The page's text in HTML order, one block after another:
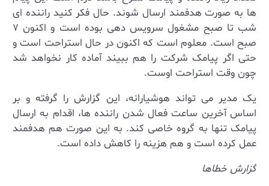
ها به صورت هدفمند ارسال شوند. حال فکر کنید راننده ای
شب تا صبح مشغول سرویس دهی بوده است و اکنون ۷
صبح است. معلوم است که اکنون در حال استراحت است و
حتی اگر پیامک شرکت را هم ببیند آماده کار نخواهد شد
چون وقت استراحت اوست.
یک مدیر می تواند هوشیارانه، این گزارش را گرفته و بر
اساس آخرین ساعت فعال شدن راننده ها، اقدام به ارسال
پیامک تنها به گروه خاصی کند. به این صورت هم هدفمند
عمل کرده است و هم هزینه را کاهش داده است.
گزارش خطاها